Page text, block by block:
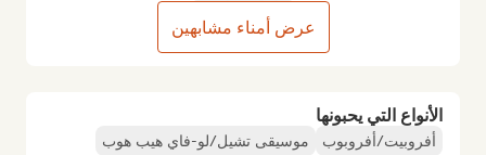
الأنواع التي يحبونها
أفروبيت/أفروبوب
موسيقى تشيل/لو-فاي هيب هوب
عرض أمناء مشابهين